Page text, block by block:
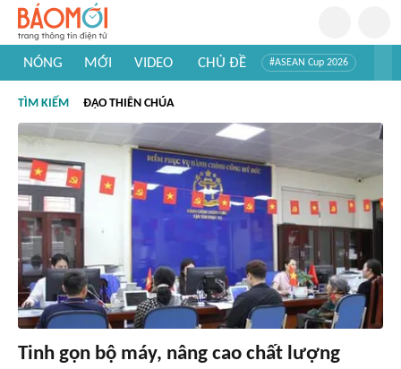
NÓNG MỚI VIDEO CHỦ ĐỀ #ASEAN Cup 2026
#Khám phá thế giới
TÌM KIẾM ĐẠO THIÊN CHÚA
Tinh gọn bộ máy, nâng cao chất lượng